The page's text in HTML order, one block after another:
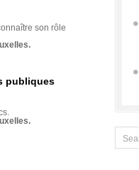
son rôle
publiques